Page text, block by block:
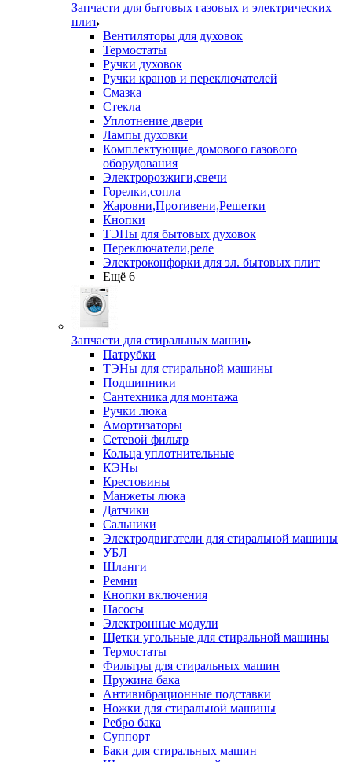
Запчасти для бытовых газовых и электрических
плит
Вентиляторы для духовок
Термостаты
Ручки духовок
Ручки кранов и переключателей
Смазка
Стекла
Уплотнение двери
Лампы духовки
Комплектующие домового газового
оборудования
Электророзжиги,свечи
Горелки,сопла
Жаровни,Противени,Решетки
Кнопки
ТЭНы для бытовых духовок
Переключатели,реле
Электроконфорки для эл. бытовых плит
Ещё 6
Запчасти для стиральных машин
Патрубки
ТЭНы для стиральной машины
Подшипники
Сантехника для монтажа
Ручки люка
Амортизаторы
Сетевой фильтр
Кольца уплотнительные
КЭНы
Крестовины
Манжеты люка
Датчики
Сальники
Электродвигатели для стиральной машины
УБЛ
Шланги
Ремни
Кнопки включения
Насосы
Электронные модули
Щетки угольные для стиральной машины
Термостаты
Фильтры для стиральных машин
Пружина бака
Антивибрационные подставки
Ножки для стиральной машины
Ребро бака
Суппорт
Баки для стиральных машин